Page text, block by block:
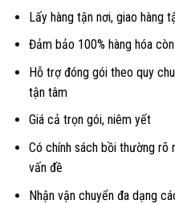
Lấy hàng tận nơi, giao hàng
Đảm bảo 100% hàng hóa
Hỗ trợ đóng gói theo quy
tận tâm
Giá cả trọn gói, niêm yết
Có chính sách bồi thường rõ
vấn đề
Nhận vận chuyển đa dạng